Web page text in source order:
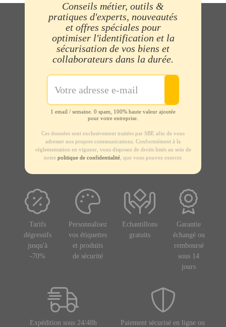
Conseils métier, outils &
pratiques d'experts, nouveautés
et offres spéciales pour
optimiser l'identification et la
sécurisation de vos biens et
collaborateurs dans la durée.
1 email / semaine. 0 spam, 100% haute valeur ajoutée
pour votre entreprise.
Ces données sont exclusivement traitées par SBE afin de vous
adresser nos propres communications. Conformément à la
règlementation en vigueur, vous disposez de droits listés au sein de
notre politique de confidentialité, que vous pouvez exercer.
Tarifs
dégressifs
jusqu'à
-70%
Personnalisez
vos étiquettes
et produits
de sécurité
Echantillons
gratuits
Garantie
échangé ou
remboursé
sous 14
jours
Expédition sous 24/48h
Paiement sécurisé en ligne ou